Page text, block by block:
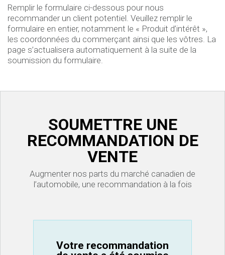
Remplir le formulaire ci-dessous pour nous
recommander un client potentiel. Veuillez remplir le
formulaire en entier, notamment le « Produit d’intérêt »,
les coordonnées du commerçant ainsi que les vôtres. La
page s’actualisera automatiquement à la suite de la
soumission du formulaire.
SOUMETTRE UNE
RECOMMANDATION DE
VENTE
Augmenter nos parts du marché canadien de
l’automobile, une recommandation à la fois
Votre recommandation